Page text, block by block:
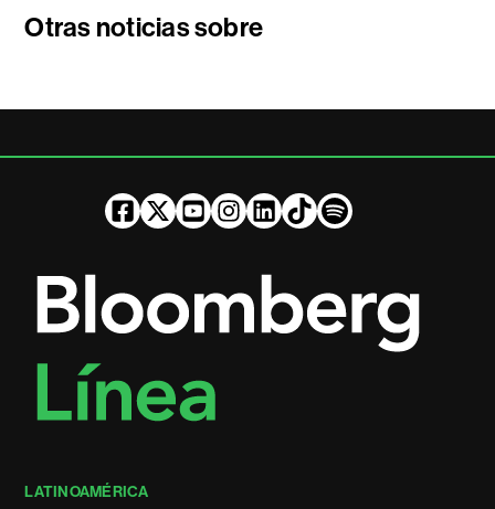
Otras noticias sobre
LATINOAMÉRICA